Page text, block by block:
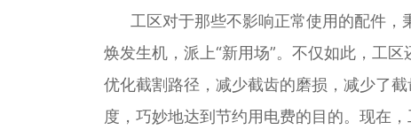
工区对于那些不影响正常使用的配件，
焕发生机，派上“新用场”。不仅如此，工
优化截割路径，减少截齿的磨损，减少了
度，巧妙地达到节约用电费的目的。现在